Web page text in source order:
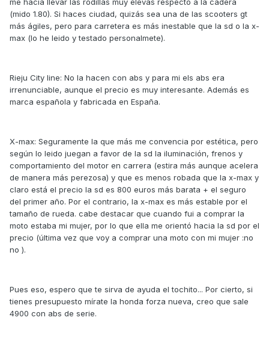
me hacía llevar las rodillas muy elevas respecto a la cadera
(mido 1.80). Si haces ciudad, quizás sea una de las scooters gt
más ágiles, pero para carretera es más inestable que la sd o la x-
max (lo he leido y testado personalmete).
Rieju City line: No la hacen con abs y para mi els abs era
irrenunciable, aunque el precio es muy interesante. Además es
marca española y fabricada en España.
X-max: Seguramente la que más me convencia por estética, pero
según lo leido juegan a favor de la sd la iluminación, frenos y
comportamiento del motor en carrera (estira más aunque acelera
de manera más perezosa) y que es menos robada que la x-max y
claro está el precio la sd es 800 euros más barata + el seguro
del primer año. Por el contrario, la x-max es más estable por el
tamaño de rueda. cabe destacar que cuando fui a comprar la
moto estaba mi mujer, por lo que ella me orientó hacia la sd por el
precio (última vez que voy a comprar una moto con mi mujer :no
no ).
Pues eso, espero que te sirva de ayuda el tochito... Por cierto, si
tienes presupuesto mírate la honda forza nueva, creo que sale
4900 con abs de serie.